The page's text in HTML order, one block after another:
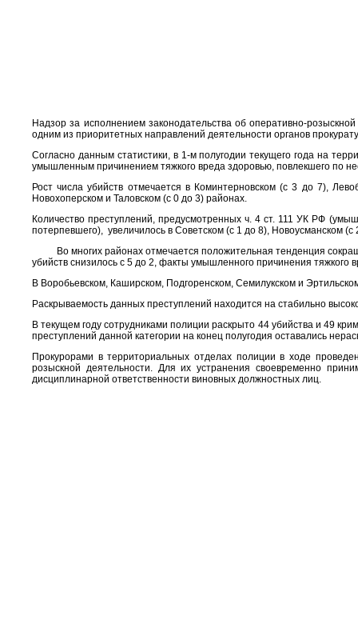
Надзор за исполнением законодательства об оперативно-
одним из приоритетных направлений деятельности органов
Согласно данным статистики, в 1-м полугодии текущего года на
умышленным причинением тяжкого вреда здоровью, повлекшего по
Рост числа убийств отмечается в Коминтерновском (с 3 до 7),
Новохоперском и Таловском (с 0 до 3) районах.
Количество преступлений, предусмотренных ч. 4 ст. 111 УК РФ
потерпевшего), увеличилось в Советском (с 1 до 8), Новоусманском
Во многих районах отмечается положительная тенденция
убийств снизилось с 5 до 2, факты умышленного причинения тяжкого
В Воробьевском, Каширском, Подгоренском, Семилукском и
Раскрываемость данных преступлений находится на стабильно
В текущем году сотрудниками полиции раскрыто 44 убийства и 49
преступлений данной категории на конец полугодия оставались
Прокурорами в территориальных отделах полиции в ходе
розыскной деятельности. Для их устранения своевременно
дисциплинарной ответственности виновных должностных лиц.